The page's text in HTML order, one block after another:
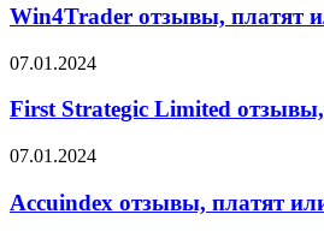
платят
или
нет?
Win4Trader отзывы, платят
First
Limited
платят
нет?
07.01.2024
First Strategic Limited
Accuindex
платят
или
07.01.2024
Accuindex отзывы, платят